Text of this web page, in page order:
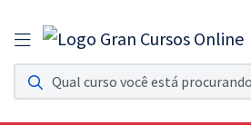
Assinatura Ilimitada 11
Acesso a todos os cursos. Teste grátis por 7 dias!